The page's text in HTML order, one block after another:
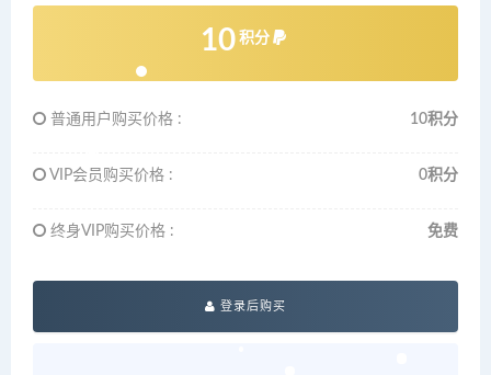
10 积分
普通用户购买价格 : 10积分
VIP会员购买价格 : 0积分
终身VIP购买价格 : 免费
登录后购买